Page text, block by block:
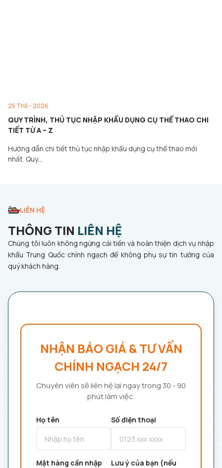
25 Th5 - 2026
QUY TRÌNH, THỦ TỤC NHẬP KHẨU DỤNG CỤ THỂ THAO CHI
TIẾT TỪ A – Z
Hướng dẫn chi tiết thủ tục nhập khẩu dụng cụ thể thao mới
nhất. Quy…
LIÊN HỆ
THÔNG TIN LIÊN HỆ
Chúng tôi luôn không ngừng cải tiến và hoàn thiện dịch vụ nhập
khẩu Trung Quốc chính ngạch để không phụ sự tin tưởng của
quý khách hàng.
NHẬN BÁO GIÁ & TƯ VẤN
CHÍNH NGẠCH 24/7
Chuyên viên sẽ liên hệ lại ngay trong 30 - 90
phút làm việc.
Họ tên Số điện thoại
Mặt hàng cần nhập
Lưu ý của bạn (nếu